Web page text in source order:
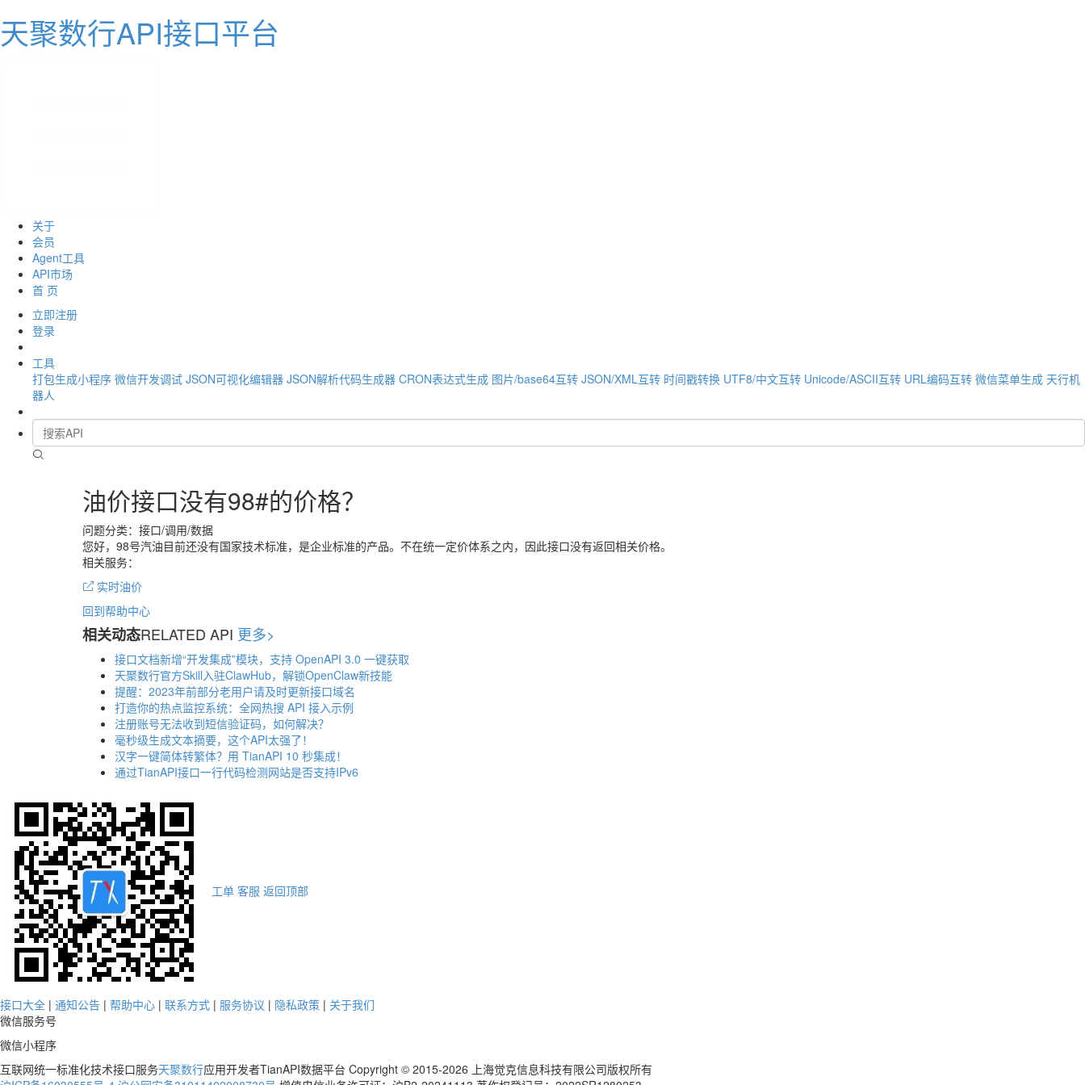
天聚数行API接口平台
关于
会员
Agent工具
API市场
首 页
立即注册
登录
工具
打包生成小程序 微信开发调试 JSON可视化编辑器 JSON解析代码生成器 CRON表达式生成 图片/base64互转 JSON/XML互转 时间戳转换 UTF8/中文互转 Unicode/ASCII互转 URL编码互转 微信菜单生成 天行机
器人
油价接口没有98#的价格？
问题分类：接口/调用/数据
您好，98号汽油目前还没有国家技术标准，是企业标准的产品。不在统一定价体系之内，因此接口没有返回相关价格。
相关服务：
实时油价
回到帮助中心
相关动态RELATED API 更多>
接口文档新增“开发集成”模块，支持 OpenAPI 3.0 一键获取
天聚数行官方Skill入驻ClawHub，解锁OpenClaw新技能
提醒：2023年前部分老用户请及时更新接口域名
打造你的热点监控系统：全网热搜 API 接入示例
注册账号无法收到短信验证码，如何解决？
毫秒级生成文本摘要，这个API太强了！
汉字一键简体转繁体？用 TianAPI 10 秒集成！
通过TianAPI接口一行代码检测网站是否支持IPv6
工单 客服 返回顶部
接口大全 | 通知公告 | 帮助中心 | 联系方式 | 服务协议 | 隐私政策 | 关于我们
微信服务号
微信小程序
互联网统一标准化技术接口服务天聚数行应用开发者TianAPI数据平台 Copyright © 2015-2026 上海觉克信息科技有限公司版权所有